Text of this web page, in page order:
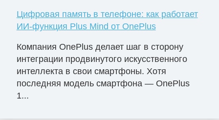
Цифровая память в телефоне: как работает
ИИ-функция Plus Mind от OnePlus
Компания OnePlus делает шаг в сторону
интеграции продвинутого искусственного
интеллекта в свои смартфоны. Хотя
последняя модель смартфона — OnePlus
1...